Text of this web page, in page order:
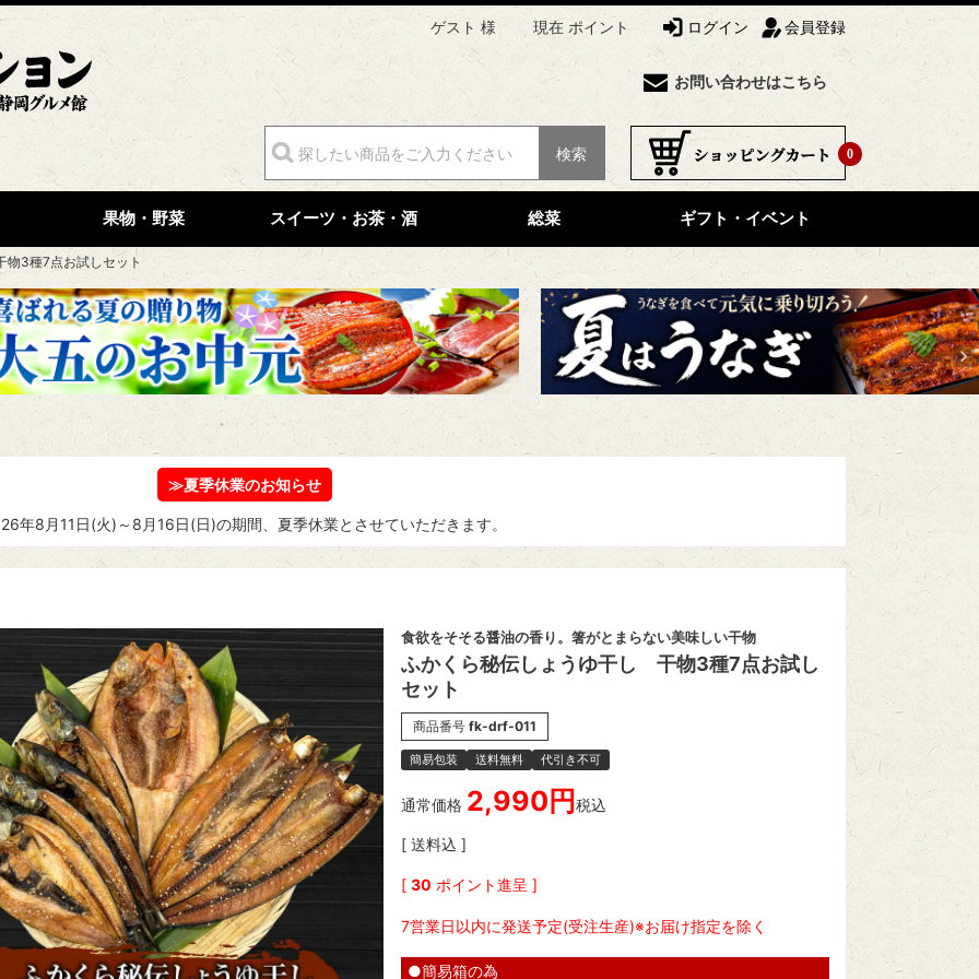
ゲスト 様 現在 ポイント ログイン 会員登録
お問い合わせはこちら
0
検索
果物・野菜 スイーツ・お茶・酒 総菜 ギフト・イベント
3種7点お試しセット
≫夏季休業のお知らせ
年8月11日(火)～8月16日(日)の期間、夏季休業とさせていただきます。
食欲をそそる醤油の香り。箸がとまらない美味しい干物
ふかくら秘伝しょうゆ干し 干物3種7点お試し
セット
商品番号 fk-drf-011
簡易包装 送料無料 代引き不可
通常価格 2,990 税込
送料込
[ 30 ポイント進呈 ]
7営業日以内に発送予定(受注生産)※お届け指定を除く
●簡易箱の為